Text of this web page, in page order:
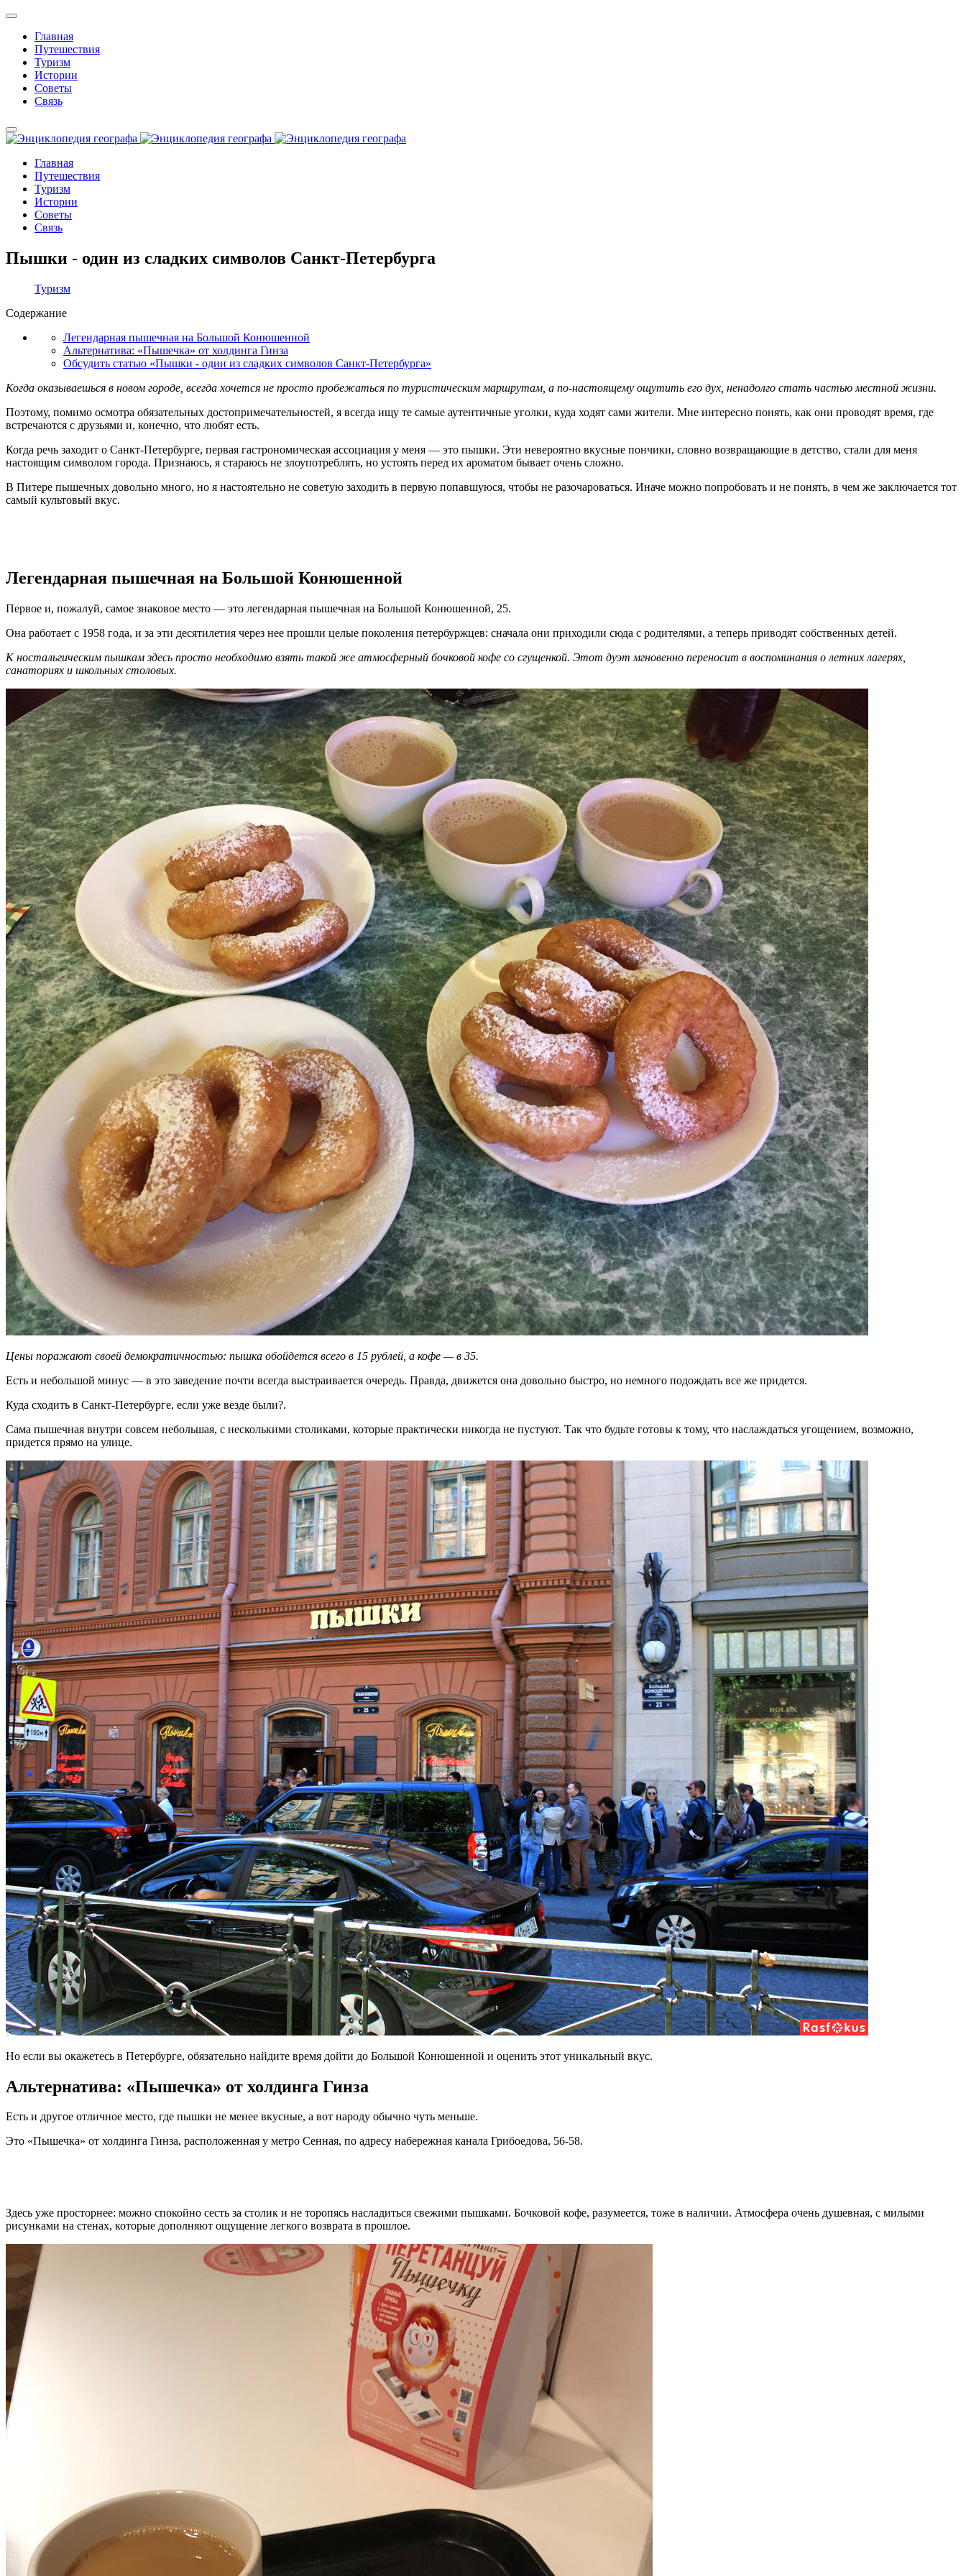
Главная
Путешествия
Туризм
Истории
Советы
Связь
Главная
Путешествия
Туризм
Истории
Советы
Связь
Пышки - один из сладких символов Санкт-Петербурга
Туризм
Содержание
Легендарная пышечная на Большой Конюшенной
Альтернатива: «Пышечка» от холдинга Гинза
Обсудить статью «Пышки - один из сладких символов Санкт-Петербурга»
Когда оказываешься в новом городе, всегда хочется не просто пробежаться по туристическим маршрутам, а по-настоящему ощутить его дух, ненадолго стать частью местной жизни.
Поэтому, помимо осмотра обязательных достопримечательностей, я всегда ищу те самые аутентичные уголки, куда ходят сами жители. Мне интересно понять, как они проводят время, где
встречаются с друзьями и, конечно, что любят есть.
Когда речь заходит о Санкт-Петербурге, первая гастрономическая ассоциация у меня — это пышки. Эти невероятно вкусные пончики, словно возвращающие в детство, стали для меня
настоящим символом города. Признаюсь, я стараюсь не злоупотреблять, но устоять перед их ароматом бывает очень сложно.
В Питере пышечных довольно много, но я настоятельно не советую заходить в первую попавшуюся, чтобы не разочароваться. Иначе можно попробовать и не понять, в чем же заключается тот
самый культовый вкус.
Легендарная пышечная на Большой Конюшенной
Первое и, пожалуй, самое знаковое место — это легендарная пышечная на Большой Конюшенной, 25.
Она работает с 1958 года, и за эти десятилетия через нее прошли целые поколения петербуржцев: сначала они приходили сюда с родителями, а теперь приводят собственных детей.
К ностальгическим пышкам здесь просто необходимо взять такой же атмосферный бочковой кофе со сгущенкой. Этот дуэт мгновенно переносит в воспоминания о летних лагерях,
санаториях и школьных столовых.
Цены поражают своей демократичностью: пышка обойдется всего в 15 рублей, а кофе — в 35.
Есть и небольшой минус — в это заведение почти всегда выстраивается очередь. Правда, движется она довольно быстро, но немного подождать все же придется.
Куда сходить в Санкт-Петербурге, если уже везде были?.
Сама пышечная внутри совсем небольшая, с несколькими столиками, которые практически никогда не пустуют. Так что будьте готовы к тому, что наслаждаться угощением, возможно,
придется прямо на улице.
Но если вы окажетесь в Петербурге, обязательно найдите время дойти до Большой Конюшенной и оценить этот уникальный вкус.
Альтернатива: «Пышечка» от холдинга Гинза
Есть и другое отличное место, где пышки не менее вкусные, а вот народу обычно чуть меньше.
Это «Пышечка» от холдинга Гинза, расположенная у метро Сенная, по адресу набережная канала Грибоедова, 56-58.
Здесь уже просторнее: можно спокойно сесть за столик и не торопясь насладиться свежими пышками. Бочковой кофе, разумеется, тоже в наличии. Атмосфера очень душевная, с милыми
рисунками на стенах, которые дополняют ощущение легкого возврата в прошлое.